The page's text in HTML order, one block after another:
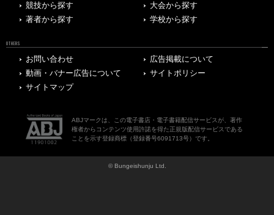
競技から探す
大会から探す
著者から探す
学校から探す
OTHERS
お問い合わせ
広告掲載について
動画・バナー広告について
サイトポリシー
サイトマップ
ABJマークは、この電子書店・電子書籍配信サービスが、著作
権者からコンテンツ使用許諾を得た正規版配信サービスである
ことを示す登録商標（登録番号6091713号）です。
© Bungeishunju Ltd.